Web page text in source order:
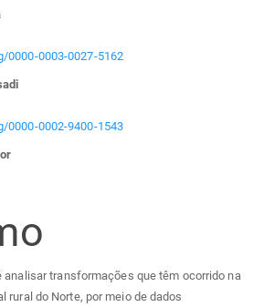
0000-0003-0027-5162
0000-0002-9400-1543
analisar transformações que têm ocorrido na
rural do Norte, por meio de dados